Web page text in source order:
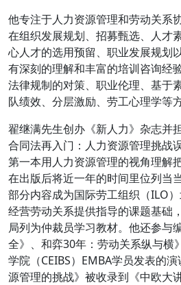
他专注于人力资源管理和劳动关系
在组织发展规划、招募甄选、人才
心人才的选用预留、职业发展规划
有深刻的理解和丰富的培训咨询经
法律规制的对策、职业伦理、基于
队绩效、分层激励、劳工心理学等
翟继满先生创办《新人力》杂志并
合同法再入门：人力资源管理挑战
第一本用人力资源管理的视角理解
在出版后将近一年的时间里位列当
部分内容成为国际劳工组织（ILO
经营劳动关系提供指导的课题基础
局列为仲裁员学习教材。他还参与
全》、和弈30年：劳动关系纵与横
学院（CEIBS）EMBA学员发表的
源管理的挑战》被收录到《中欧大